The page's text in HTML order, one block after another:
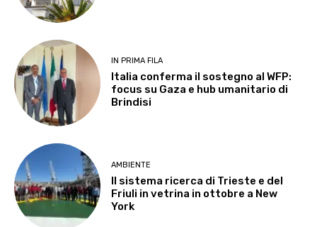
IN PRIMA FILA
Italia conferma il sostegno al WFP:
focus su Gaza e hub umanitario di
Brindisi
AMBIENTE
Il sistema ricerca di Trieste e del
Friuli in vetrina in ottobre a New
York